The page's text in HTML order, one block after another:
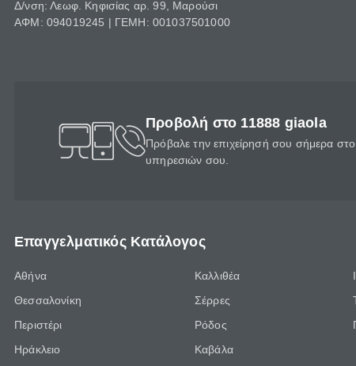
Δ/νση: Λεωφ. Κηφισίας αρ. 99, Μαρούσι
ΑΦΜ: 094019245 | ΓΕΜΗ: 001037501000
Προβολή στο 11888 giaola
Πρόβαλε την επιχείρησή σου σήμερα
υπηρεσιών σου.
Επαγγελματικός Κατάλογος
Αθήνα
Θεσσαλονίκη
Περιστέρι
Ηράκλειο
Καλλιθέα
Σέρρες
Ρόδος
Καβάλα